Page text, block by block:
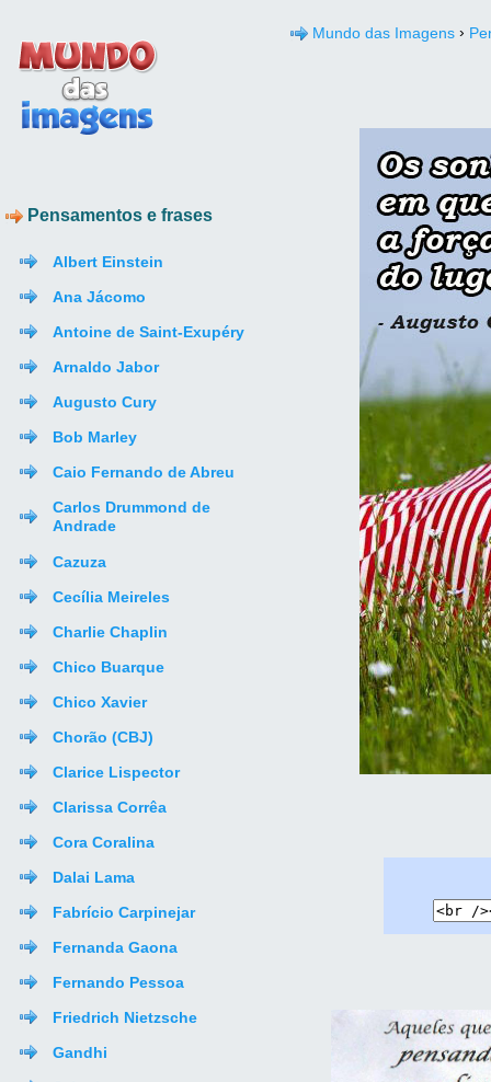
Pensamentos e frases
Albert Einstein
Ana Jácomo
Antoine de Saint-Exupéry
Arnaldo Jabor
Augusto Cury
Bob Marley
Caio Fernando de Abreu
Carlos Drummond de
Andrade
Cazuza
Cecília Meireles
Charlie Chaplin
Chico Buarque
Chico Xavier
Chorão (CBJ)
Clarice Lispector
Clarissa Corrêa
Cora Coralina
Dalai Lama
Fabrício Carpinejar
Fernanda Gaona
Fernando Pessoa
Friedrich Nietzsche
Gandhi
Mundo das Imagens ›